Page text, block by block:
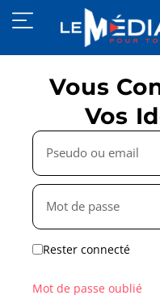
Vous
Vos
Rester connecté
Mot de passe oublié